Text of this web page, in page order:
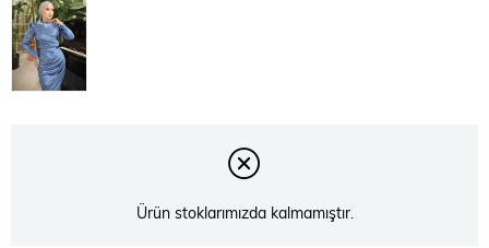
Ürün stoklarımızda kalmamıştır.